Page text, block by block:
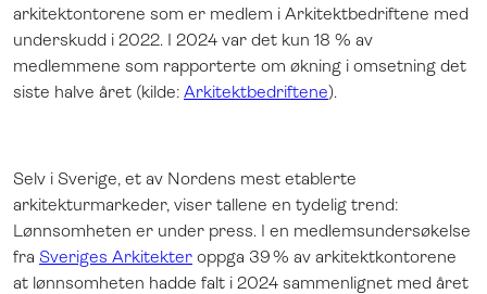
arkitektontorene som er medlem i Arkitektbedriftene med
underskudd i 2022. I 2024 var det kun 18 % av
medlemmene som rapporterte om økning i omsetning det
siste halve året (kilde: Arkitektbedriftene).
Selv i Sverige, et av Nordens mest etablerte
arkitekturmarkeder, viser tallene en tydelig trend:
Lønnsomheten er under press. I en medlemsundersøkelse
fra Sveriges Arkitekter oppga 39 % av arkitektkontorene
at lønnsomheten hadde falt i 2024 sammenlignet med året